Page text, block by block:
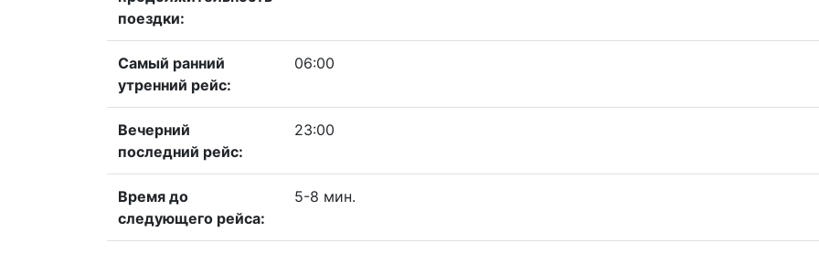
поездки:
Самый ранний
утренний рейс:
06:00
Вечерний
последний рейс:
23:00
Время до
следующего рейса:
5-8 мин.